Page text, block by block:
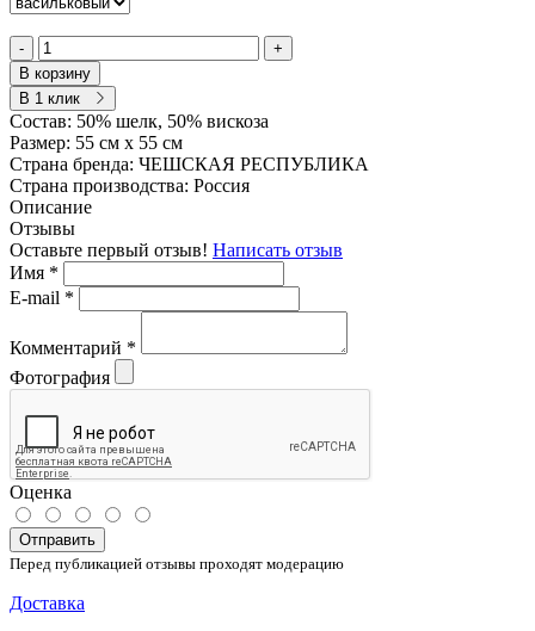
-
+
В корзину
В 1 клик
Состав: 50% шелк, 50% вискоза
Размер: 55 см х 55 см
Страна бренда: ЧЕШСКАЯ РЕСПУБЛИКА
Страна производства: Россия
Описание
Отзывы
Оставьте первый отзыв! Написать отзыв
Имя *
E-mail *
Комментарий *
Фотография
Оценка
Отправить
Перед публикацией отзывы проходят модерацию
Доставка